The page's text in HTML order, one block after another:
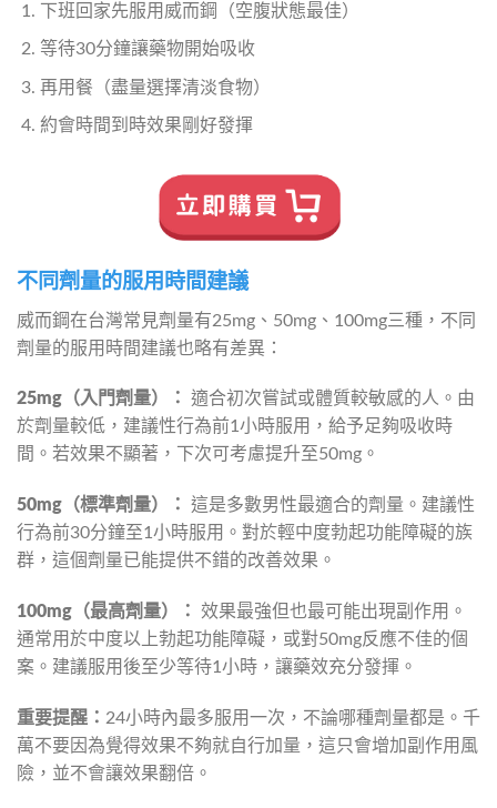
下班回家先服用威而鋼（空腹狀態最佳）
等待30分鐘讓藥物開始吸收
再用餐（盡量選擇清淡食物）
約會時間到時效果剛好發揮
不同劑量的服用時間建議
威而鋼在台灣常見劑量有25mg、50mg、100mg三種，不同
劑量的服用時間建議也略有差異：
25mg（入門劑量）：
適合初次嘗試或體質較敏感的人。由
於劑量較低，建議性行為前1小時服用，給予足夠吸收時
間。若效果不顯著，下次可考慮提升至50mg。
50mg（標準劑量）：
這是多數男性最適合的劑量。建議性
行為前30分鐘至1小時服用。對於輕中度勃起功能障礙的族
群，這個劑量已能提供不錯的改善效果。
100mg（最高劑量）：
效果最強但也最可能出現副作用。
通常用於中度以上勃起功能障礙，或對50mg反應不佳的個
案。建議服用後至少等待1小時，讓藥效充分發揮。
重要提醒： 24小時內最多服用一次，不論哪種劑量都是。千
萬不要因為覺得效果不夠就自行加量，這只會增加副作用風
險，並不會讓效果翻倍。